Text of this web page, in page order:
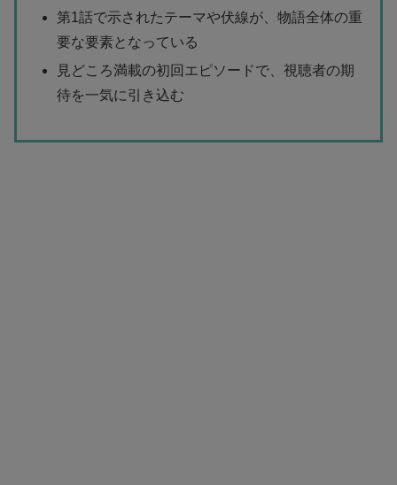
第1話で示されたテーマや伏線が、物語全体の重
要な要素となっている
見どころ満載の初回エピソードで、視聴者の期
待を一気に引き込む